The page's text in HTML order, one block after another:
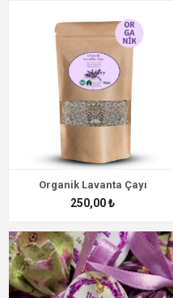
Organik Lavanta Çayı
250,00 ₺